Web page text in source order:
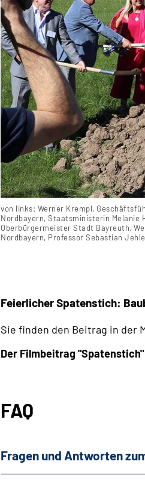
von links: Werner Krempl,
Nordbayern, Staatsministerin Melanie
Oberbürgermeister Stadt Bayreuth,
Nordbayern, Professor Sebastian
Feierlicher Spatenstich:
Sie finden den Beitrag in der
Der Filmbeitrag
FAQ
Fragen und Antworten